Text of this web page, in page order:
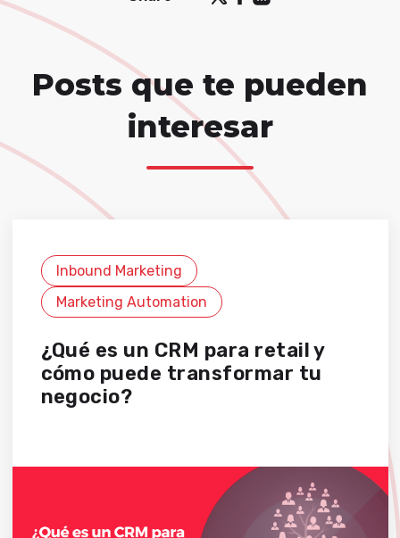
Posts que te pueden
interesar
Inbound Marketing
Marketing Automation
¿Qué es un CRM para retail y
cómo puede transformar tu
negocio?